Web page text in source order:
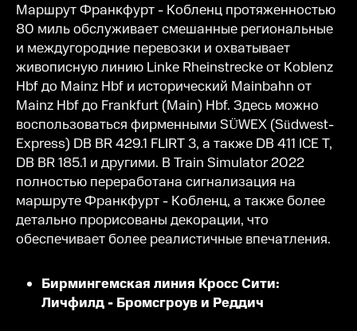
Маршрут Франкфурт - Кобленц протяженностью
80 миль обслуживает смешанные региональные
и междугородние перевозки и охватывает
живописную линию Linke Rheinstrecke от Koblenz
Hbf до Mainz Hbf и исторический Mainbahn от
Mainz Hbf до Frankfurt (Main) Hbf. Здесь можно
воспользоваться фирменными SÜWEX (Südwest-
Express) DB BR 429.1 FLIRT 3, а также DB 411 ICE T,
DB BR 185.1 и другими. В Train Simulator 2022
полностью переработана сигнализация на
маршруте Франкфурт - Кобленц, а также более
детально прорисованы декорации, что
обеспечивает более реалистичные впечатления.
Бирмингемская линия Кросс Сити:
Личфилд - Бромсгроув и Реддич